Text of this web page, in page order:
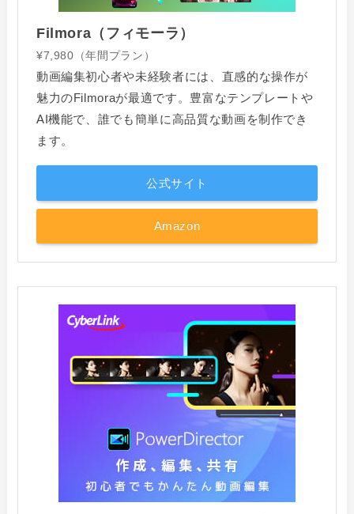
Filmora（フィモーラ）
¥7,980（年間プラン）
動画編集初心者や未経験者には、直感的な操作が
魅力のFilmoraが最適です。豊富なテンプレートや
AI機能で、誰でも簡単に高品質な動画を制作でき
ます。
公式サイト
Amazon